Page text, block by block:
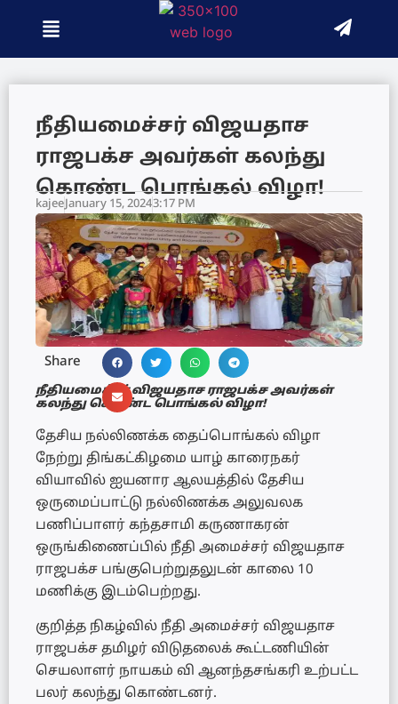
நீதியமைச்சர் விஜயதாச
ராஜபக்ச அவர்கள் கலந்து
கொண்ட பொங்கல் விழா!
kajee January 15, 20243:17 PM
Share
நீதியமைச்சர் விஜயதாச ராஜபக்ச அவர்கள்
கலந்து கொண்ட பொங்கல் விழா!
தேசிய நல்லிணக்க தைப்பொங்கல் விழா
நேற்று திங்கட்கிழமை யாழ் காரைநகர்
வியாவில் ஐயனார ஆலயத்தில் தேசிய
ஒருமைப்பாட்டு நல்லிணக்க அலுவலக
பணிப்பாளர் கந்தசாமி கருணாகரன்
ஒருங்கிணைப்பில் நீதி அமைச்சர் விஜயதாச
ராஜபக்ச பங்குபெற்றுதலுடன் காலை 10
மணிக்கு இடம்பெற்றது.
குறித்த நிகழ்வில் நீதி அமைச்சர் விஜயதாச
ராஜபக்ச தமிழர் விடுதலைக் கூட்டணியின்
செயலாளர் நாயகம் வி ஆனந்தசங்கரி உற்பட்ட
பலர் கலந்து கொண்டனர்.